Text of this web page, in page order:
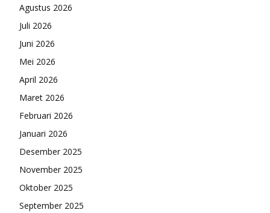
Agustus 2026
Juli 2026
Juni 2026
Mei 2026
April 2026
Maret 2026
Februari 2026
Januari 2026
Desember 2025
November 2025
Oktober 2025
September 2025